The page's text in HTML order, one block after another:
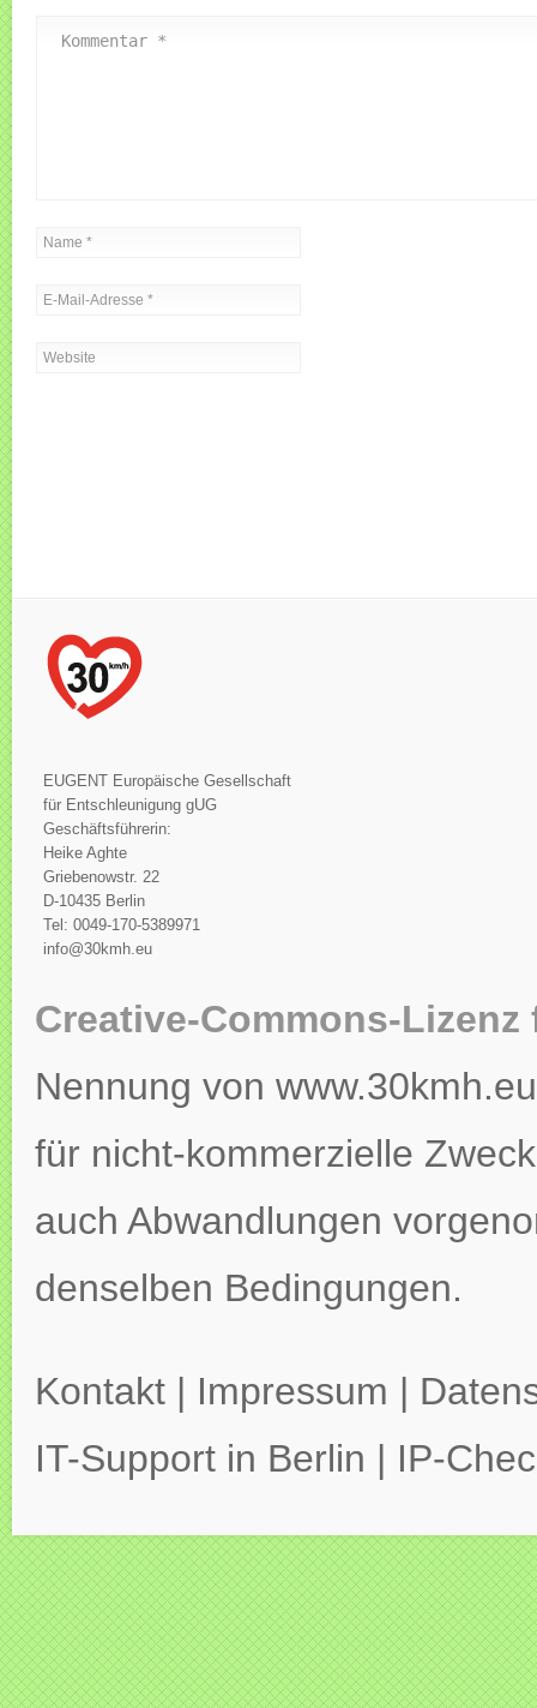
EUGENT Europäische Gesellschaft
für Entschleunigung gUG
Geschäftsführerin:
Heike Aghte
Griebenowstr. 22
D-10435 Berlin
Tel: 0049-170-5389971
info@30kmh.eu
Creative-Commons-
Nennung von
für nicht-kommerzielle
auch Abwandlungen
denselben Bedingungen.
Kontakt | Impressum |
IT-Support in Berlin | IP-